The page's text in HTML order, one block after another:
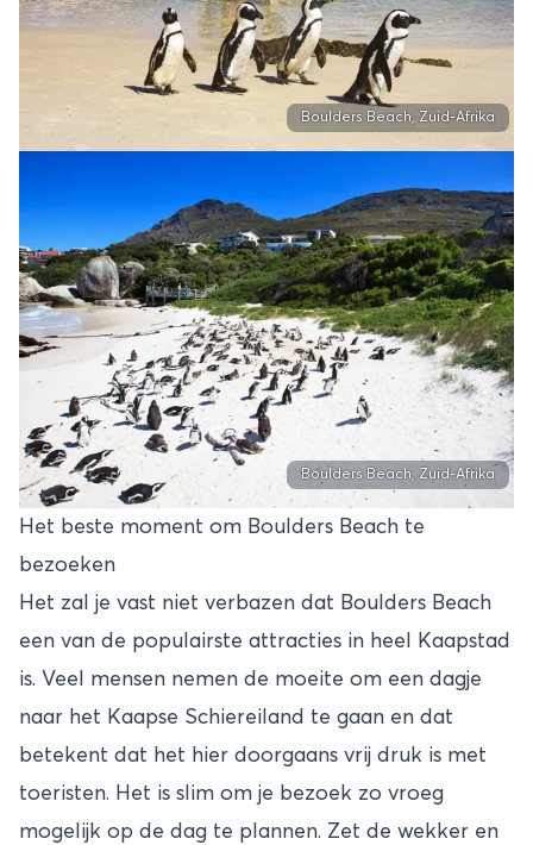
Boulders Beach, Zuid-Afrika
Boulders Beach, Zuid-Afrika
Het beste moment om Boulders Beach te
bezoeken
Het zal je vast niet verbazen dat Boulders Beach
een van de populairste attracties in heel Kaapstad
is. Veel mensen nemen de moeite om een dagje
naar het Kaapse Schiereiland te gaan en dat
betekent dat het hier doorgaans vrij druk is met
toeristen. Het is slim om je bezoek zo vroeg
mogelijk op de dag te plannen. Zet de wekker en